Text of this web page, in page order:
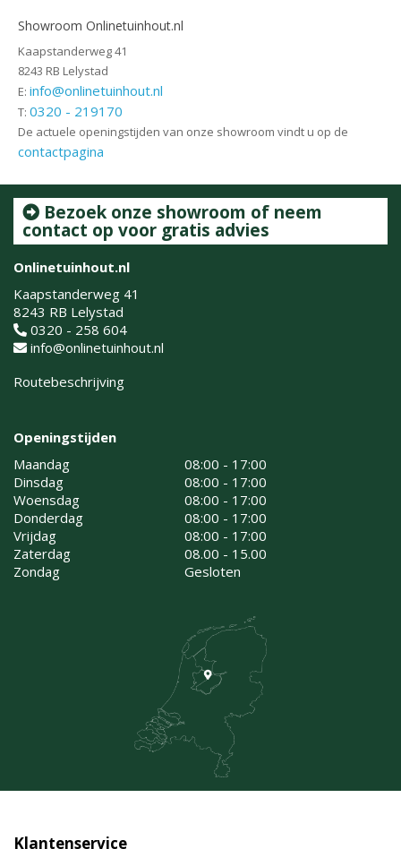
Showroom Onlinetuinhout.nl
Kaapstanderweg 41
8243 RB Lelystad
E: info@onlinetuinhout.nl
T: 0320 - 219170
De actuele openingstijden van onze showroom vindt u op de
contactpagina
Bezoek onze showroom of neem
contact op voor gratis advies
Onlinetuinhout.nl
Kaapstanderweg 41
8243 RB Lelystad
0320 - 258 604
info@onlinetuinhout.nl
Routebeschrijving
Openingstijden
Maandag
08:00 - 17:00
Dinsdag
08:00 - 17:00
Woensdag
08:00 - 17:00
Donderdag
08:00 - 17:00
Vrijdag
08:00 - 17:00
Zaterdag
08.00 - 15.00
Zondag
Gesloten
Klantenservice